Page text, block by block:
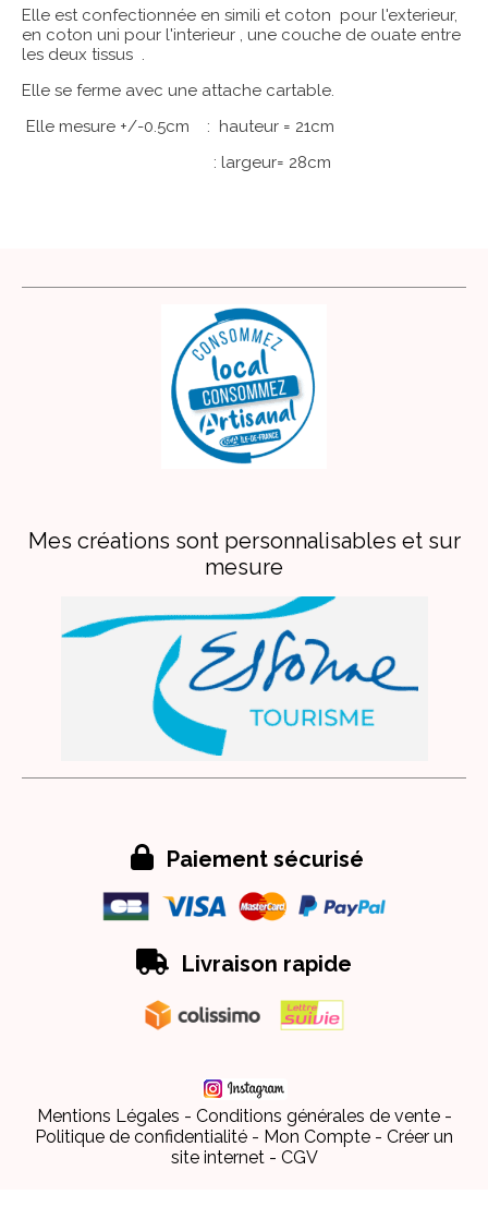
Elle est confectionnée en simili et coton pour l'exterieur,
en coton uni pour l'interieur , une couche de ouate entre
les deux tissus .
Elle se ferme avec une attache cartable.
Elle mesure +/-0.5cm : hauteur = 21cm
: largeur= 28cm
Mes créations sont personnalisables et sur
mesure
 Paiement sécurisé
 Livraison rapide
Mentions Légales
Conditions générales de vente
Politique de confidentialité
Mon Compte
Créer un
site internet
CGV